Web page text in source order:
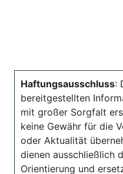
Haftungsausschluss:
bereitgestellten
mit großer Sorgfalt
keine Gewähr für die
oder Aktualität
dienen ausschließlich
Orientierung und